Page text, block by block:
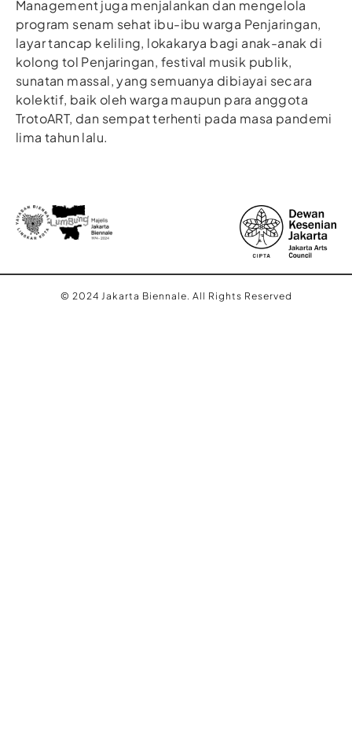
Management juga menjalankan dan mengelola
program senam sehat ibu-ibu warga Penjaringan,
layar tancap keliling, lokakarya bagi anak-anak di
kolong tol Penjaringan, festival musik publik,
sunatan massal, yang semuanya dibiayai secara
kolektif, baik oleh warga maupun para anggota
TrotoART, dan sempat terhenti pada masa pandemi
lima tahun lalu.
© 2024 Jakarta Biennale. All Rights Reserved